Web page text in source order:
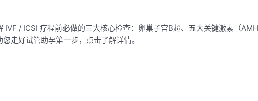
/ ICSI 疗程前必做的三大核心检查：卵巢子宫B超、五大关键激素（
走好试管助孕第一步，点击了解详情。